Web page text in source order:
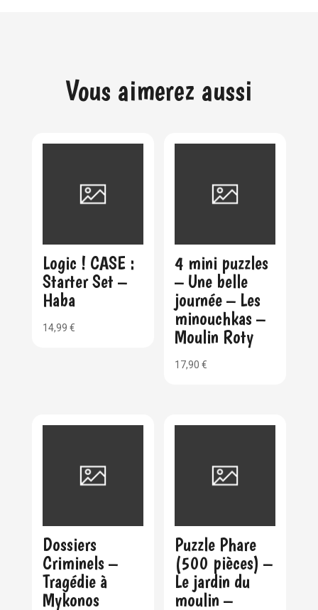
Vous aimerez aussi
Logic ! CASE :
Starter Set –
Haba
14,99 €
4 mini puzzles
– Une belle
journée – Les
minouchkas –
Moulin Roty
17,90€
Dossiers
Criminels –
Tragédie à
Mykonos
Puzzle Phare
(500 pièces) –
Le jardin du
moulin –